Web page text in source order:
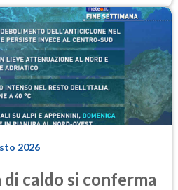
2026
caldo si conferma